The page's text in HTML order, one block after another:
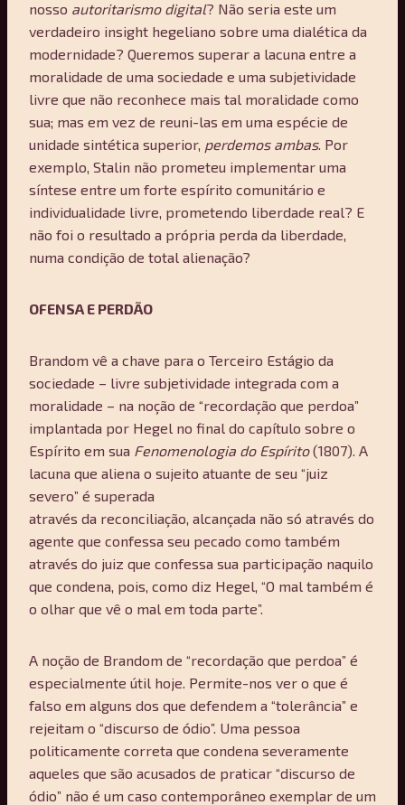
nosso autoritarismo digital? Não seria este um
verdadeiro insight hegeliano sobre uma dialética da
modernidade? Queremos superar a lacuna entre a
moralidade de uma sociedade e uma subjetividade
livre que não reconhece mais tal moralidade como
sua; mas em vez de reuni-las em uma espécie de
unidade sintética superior, perdemos ambas. Por
exemplo, Stalin não prometeu implementar uma
síntese entre um forte espírito comunitário e
individualidade livre, prometendo liberdade real? E
não foi o resultado a própria perda da liberdade,
numa condição de total alienação?
OFENSA E PERDÃO
Brandom vê a chave para o Terceiro Estágio da
sociedade – livre subjetividade integrada com a
moralidade – na noção de “recordação que perdoa”
implantada por Hegel no final do capítulo sobre o
Espírito em sua Fenomenologia do Espírito(1807). A
lacuna que aliena o sujeito atuante de seu “juiz
severo” é superada
através da reconciliação, alcançada não só através do
agente que confessa seu pecado como também
através do juiz que confessa sua participação naquilo
que condena, pois, como diz Hegel, “O mal também é
o olhar que vê o mal em toda parte”.
A noção de Brandom de “recordação que perdoa” é
especialmente útil hoje. Permite-nos ver o que é
falso em alguns dos que defendem a “tolerância” e
rejeitam o “discurso de ódio”. Uma pessoa
politicamente correta que condena severamente
aqueles que são acusados ​​de praticar “discurso de
ódio” não é um caso contemporâneo exemplar de um